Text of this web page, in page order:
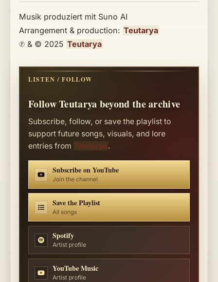
Musik produziert mit Suno AI
Arrangement & production: Teutarya
℗ & © 2025 Teutarya
LISTEN / FOLLOW
Follow Teutarya beyond the archive
Subscribe, follow, or save the playlist to
support future songs, visuals, and lore
entries from Teutarya .
Subscribe on YouTube
Join the channel
Save the Playlist
All songs
Spotify
Artist profile
YouTube Music
Artist profile